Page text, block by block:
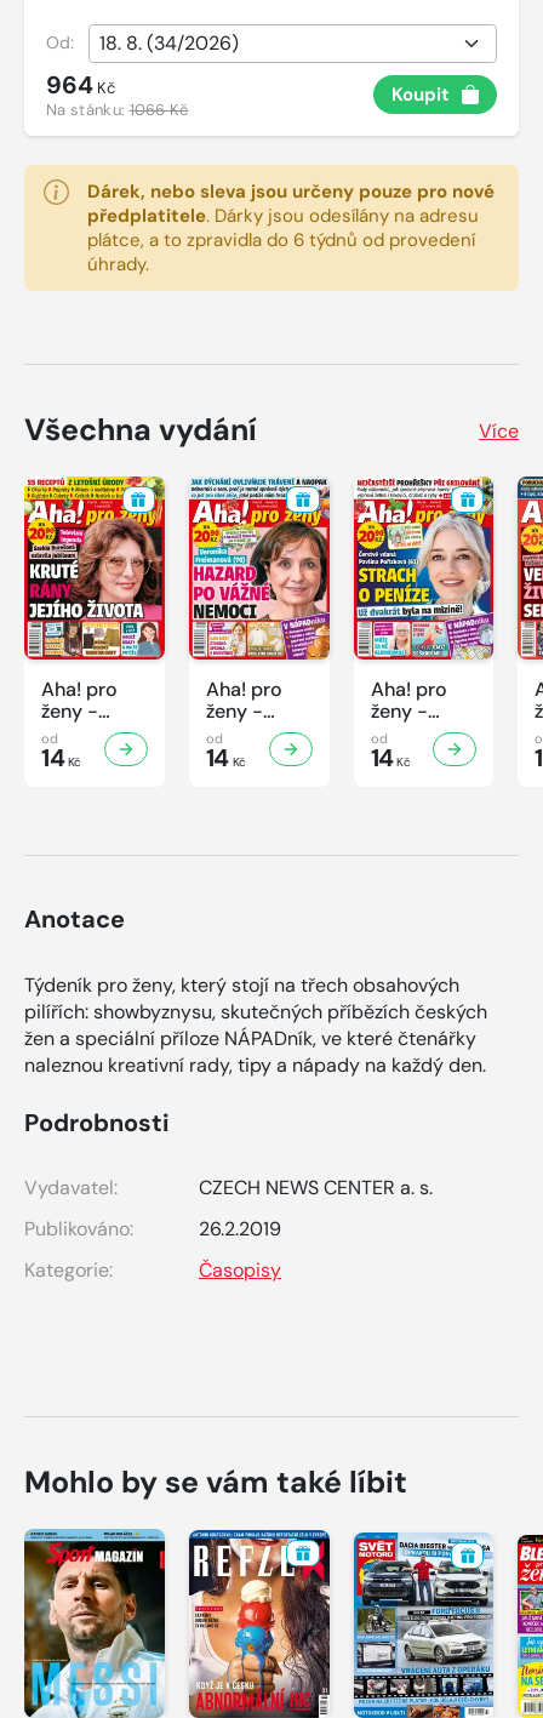
Od:
964 Kč
Na stánku:1066 Kč
Koupit
Dárek, nebo sleva jsou určeny pouze pro nové
předplatitele. Dárky jsou odesílány na adresu
plátce, a to zpravidla do 6 týdnů od provedení
úhrady.
Všechna vydání Více
Aha! pro
ženy -
32/2026
od
14Kč
Aha! pro
ženy -
31/2026
od
14Kč
Aha! pro
ženy -
30/2026
od
14Kč
Anotace
Týdeník pro ženy, který stojí na třech obsahových
pilířích: showbyznysu, skutečných příbězích českých
žen a speciální příloze NÁPADník, ve které čtenářky
naleznou kreativní rady, tipy a nápady na každý den.
Podrobnosti
Vydavatel:
CZECH NEWS CENTER a. s.
Publikováno:
26.2.2019
Kategorie:
Časopisy
Mohlo by se vám také líbit